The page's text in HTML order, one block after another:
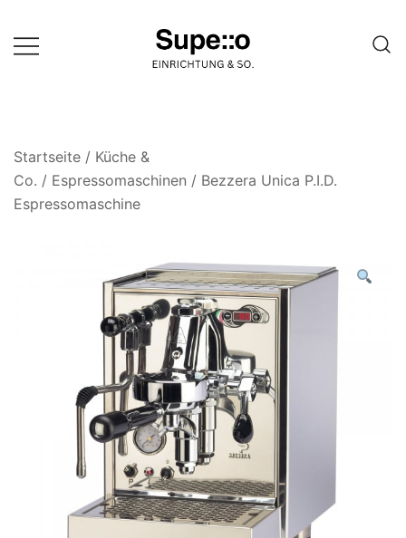
zum
Inhalt
Startseite / Küche &
Co. / Espressomaschinen / Bezzera Unica P.I.D.
Espressomaschine